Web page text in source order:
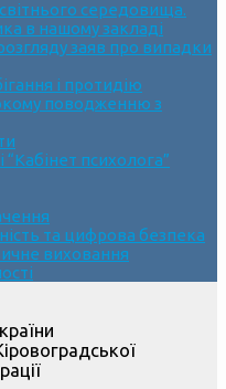
середовища.
в нашому закладі
заяв про випадки
і протидію
поводженню з
“Кабінет психолога”
та цифрова безпека
виховання